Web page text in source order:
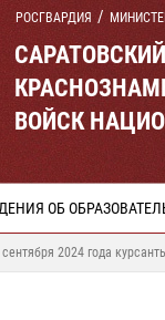
РОСГВАРДИЯ
ВОЙСК
ОБ
2024 года